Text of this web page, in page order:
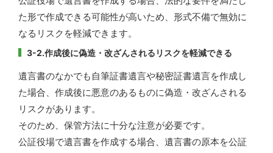
た形で作成できる可能性が高いため、形式不備で無効に
なるリスクを軽減できます。
3-2.作成後に偽造・改ざんされるリスクを軽減できる
遺言書のなかでも自筆証書遺言や秘密証書遺言を作成し
た場合、作成後に悪意のあるものに偽造・改ざんされる
リスクがあります。
そのため、保管方法に十分な注意が必要です。
公証役場で遺言書を作成する場合、遺言書の原本を公証